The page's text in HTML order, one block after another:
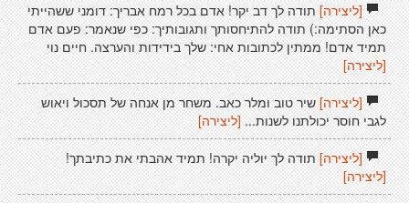
[ליצירה]תודה לך דב יקר! אדם בכל רמח אבריך: דומני ששהייתי
כאן הסתימה:) תודה להתיחסותך ותגובותיך: כפי שנאמר: פעם אדם
תמיד אדם! ממתין לכתובות אחי: שלך בידידות והערצה. חיים נוי
[ליצירה]
[ליצירה]שיר טוב ומלר כאב. משחר מן אנחה של תסכול ויאוש
לגבי חוסר יכולתנו לשנות... [ליצירה]
[ליצירה]תודה לך יוליה יקרה! תמיד אהבתי את כתיבתך!
[ליצירה]